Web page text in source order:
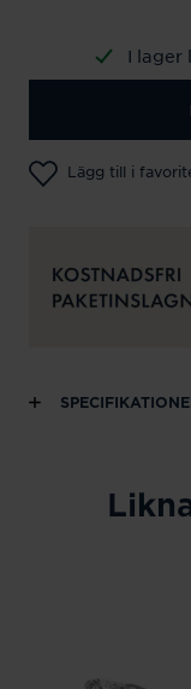
I lager
Lägg till i